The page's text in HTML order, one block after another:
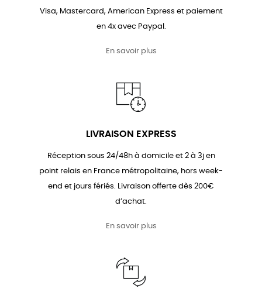
Visa, Mastercard, American Express et paiement
en 4x avec Paypal.
En savoir plus
LIVRAISON EXPRESS
Réception sous 24/48h à domicile et 2 à 3j en
point relais en France métropolitaine, hors week-
end et jours fériés. Livraison offerte dès 200€
d’achat.
En savoir plus